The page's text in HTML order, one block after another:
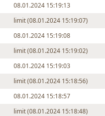
08.01.2024 15:19:13
limit (08.01.2024 15:19:07)
08.01.2024 15:19:08
limit (08.01.2024 15:19:02)
08.01.2024 15:19:03
limit (08.01.2024 15:18:56)
08.01.2024 15:18:57
limit (08.01.2024 15:18:48)